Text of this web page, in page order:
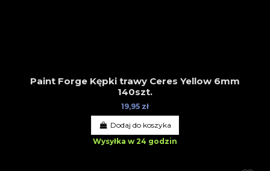
Paint Forge Kępki trawy Ceres Yellow 6mm
140szt.
19,95 zł
Dodaj do koszyka
Wysyłka w 24 godzin